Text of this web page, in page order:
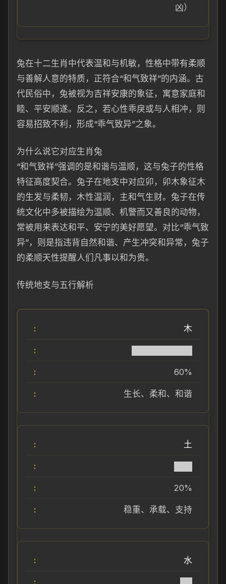
凶）
兔在十二生肖中代表温和与机敏，性格中带有柔顺
与善解人意的特质，正符合“和气致祥”的内涵。古
代民俗中，兔被视为吉祥安康的象征，寓意家庭和
睦、平安顺遂。反之，若心性乖戾或与人相冲，则
容易招致不利，形成“乖气致异”之象。
为什么说它对应生肖兔
“和气致祥”强调的是和谐与温顺，这与兔子的性格
特征高度契合。兔子在地支中对应卯，卯木象征木
的生发与柔韧，木性温润，主和气生财。兔子在传
统文化中多被描绘为温顺、机警而又善良的动物，
常被用来表达和平、安宁的美好愿望。对比“乖气致
异”，则是指违背自然和谐、产生冲突和异常，兔子
的柔顺天性提醒人们凡事以和为贵。
传统地支与五行解析
木
60%
生长、柔和、和谐
土
20%
稳重、承载、支持
水